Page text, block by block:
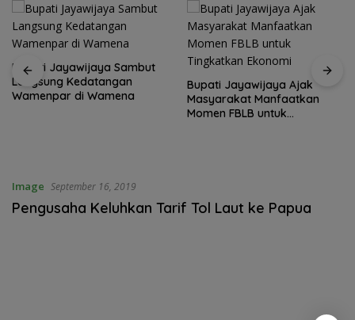
Jayawijaya Sambut
Kedatangan
di Wamena
Bupati Jayawijaya Ajak
Masyarakat Manfaatkan
Momen FBLB untuk
Image September 16, 2019
Pengusaha Keluhkan Tarif Tol Laut ke Papua